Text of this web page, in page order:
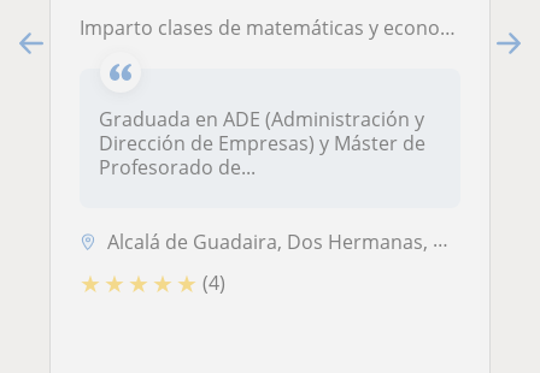
Imparto clases de matemáticas y economía
Graduada en ADE (Administración y
Dirección de Empresas) y Máster de
Profesorado de...
Alcalá de Guadaira, Dos Hermanas, Mairena del Alcor
★ ★ ★ ★ ★ (4)